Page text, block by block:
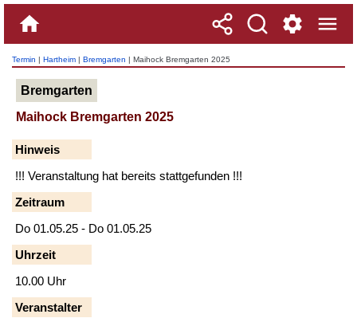
Termin | Hartheim | Bremgarten | Maihock Bremgarten 2025
Bremgarten
Maihock Bremgarten 2025
Hinweis
!!! Veranstaltung hat bereits stattgefunden !!!
Zeitraum
Do 01.05.25 - Do 01.05.25
Uhrzeit
10.00 Uhr
Veranstalter